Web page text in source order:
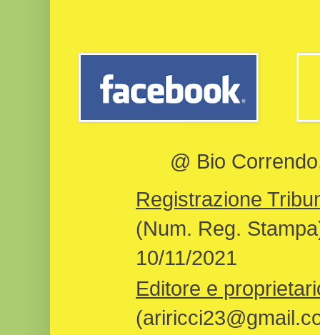
@ Bio
Registrazione
(Num. Reg.
10/11/2021
Editore e